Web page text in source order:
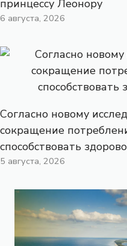
принцессу Леонору
6 августа, 2026
Согласно новому
сокращение
способствовать
5 августа, 2026